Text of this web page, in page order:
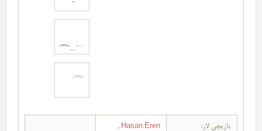
یازیچی لار: Hasan Eren
,